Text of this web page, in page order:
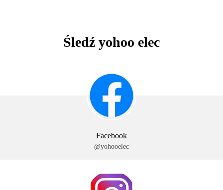
Śledź yohoo elec
Facebook
@yohooelec